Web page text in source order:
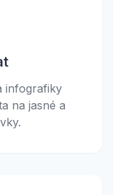
infografiky
na jasné a